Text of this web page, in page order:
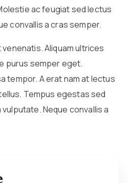
ac feugiat sed lectus
convallis a cras semper.
Aliquam ultrices
purus semper eget.
tempor. A erat nam at lectus
Tempus egestas sed
Neque convallis a